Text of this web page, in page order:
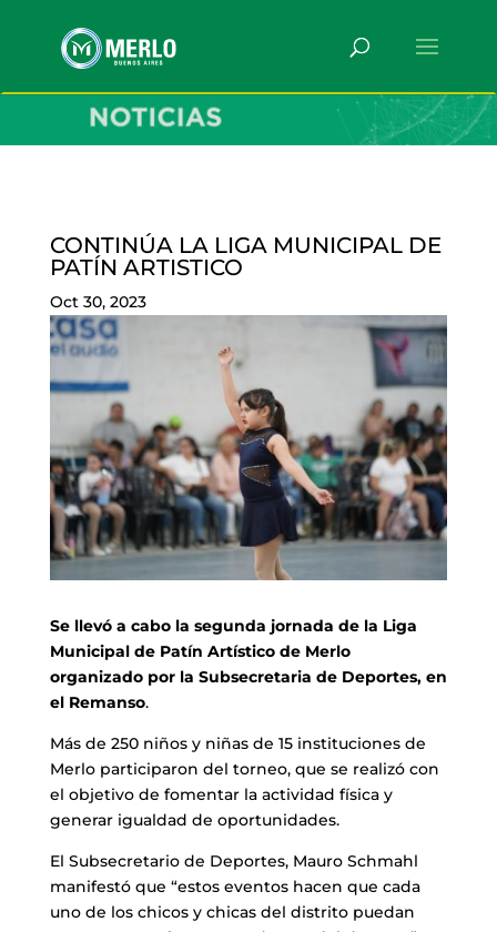
CONTINÚA LA LIGA MUNICIPAL DE
PATÍN ARTISTICO
Oct 30, 2023
Se llevó a cabo la segunda jornada de la Liga
Municipal de Patín Artístico de Merlo
organizado por la Subsecretaria de Deportes, en
el Remanso.
Más de 250 niños y niñas de 15 instituciones de
Merlo participaron del torneo, que se realizó con
el objetivo de fomentar la actividad física y
generar igualdad de oportunidades.
El Subsecretario de Deportes, Mauro Schmahl
manifestó que “estos eventos hacen que cada
uno de los chicos y chicas del distrito puedan